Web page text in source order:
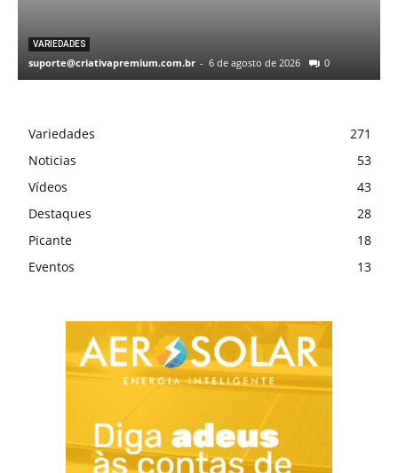
VARIEDADES
suporte@criativapremium.com.br - 6 de agosto de 2026 0
Variedades
271
Noticias
53
Vídeos
43
Destaques
28
Picante
18
Eventos
13